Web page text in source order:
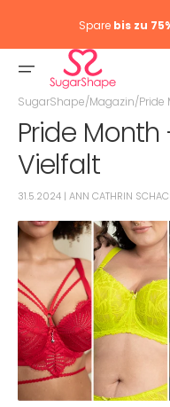
Sparebis zu
SugarShape/Magazin/Pride
Pride Month
Vielfalt
31.5.2024 | ANN CATHRIN